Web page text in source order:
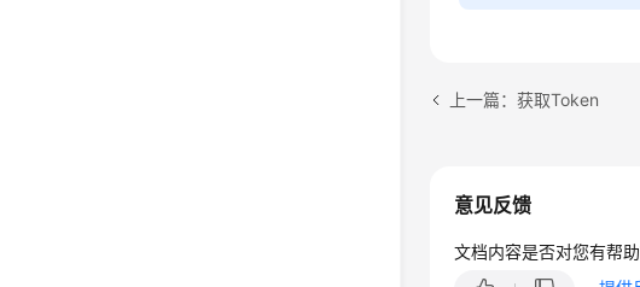
上一篇：获取Token
意见反馈
文档内容是否对您有帮助